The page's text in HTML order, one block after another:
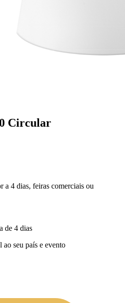
Circular
a 4 dias, feiras comerciais ou
de 4 dias
ao seu país e evento